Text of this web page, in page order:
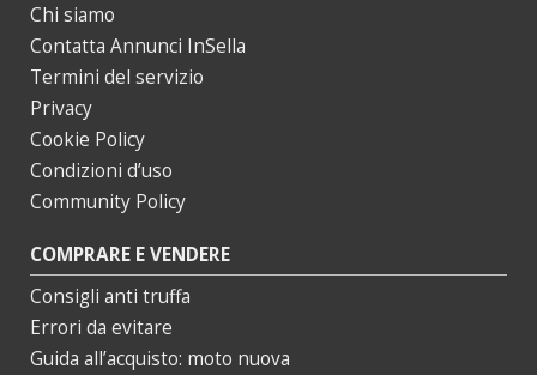
Chi siamo
Contatta Annunci InSella
Termini del servizio
Privacy
Cookie Policy
Condizioni d’uso
Community Policy
COMPRARE E VENDERE
Consigli anti truffa
Errori da evitare
Guida all’acquisto: moto nuova